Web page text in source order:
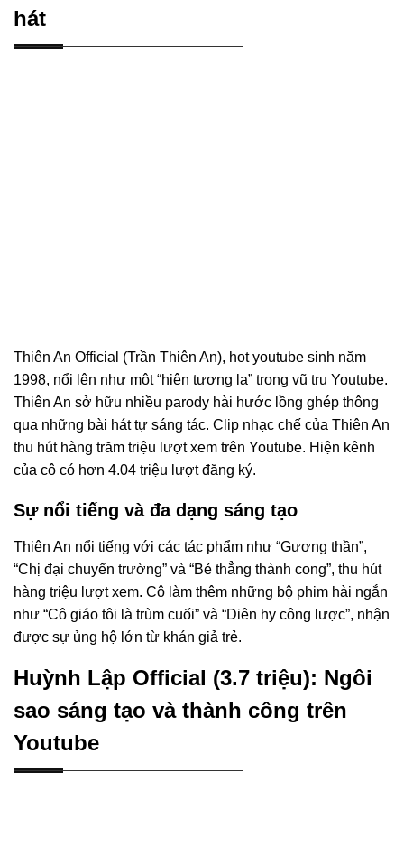
hát
Thiên An Official (Trần Thiên An), hot youtube sinh năm
1998, nổi lên như một “hiện tượng lạ” trong vũ trụ Youtube.
Thiên An sở hữu nhiều parody hài hước lồng ghép thông
qua những bài hát tự sáng tác. Clip nhạc chế của Thiên An
thu hút hàng trăm triệu lượt xem trên Youtube. Hiện kênh
của cô có hơn 4.04 triệu lượt đăng ký.
Sự nổi tiếng và đa dạng sáng tạo
Thiên An nổi tiếng với các tác phẩm như “Gương thần”,
“Chị đại chuyển trường” và “Bẻ thẳng thành cong”, thu hút
hàng triệu lượt xem. Cô làm thêm những bộ phim hài ngắn
như “Cô giáo tôi là trùm cuối” và “Diên hy công lược”, nhận
được sự ủng hộ lớn từ khán giả trẻ.
Huỳnh Lập Official (3.7 triệu): Ngôi
sao sáng tạo và thành công trên
Youtube